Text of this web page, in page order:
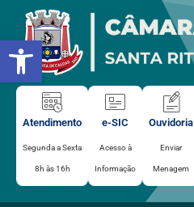
Abrir a barra de ferramentas
para
conteúdo
Atendimento
Segunda a Sexta
8h às 16h
e-SIC
Acesso à
Informação
Ouvidoria
Enviar
Menagem